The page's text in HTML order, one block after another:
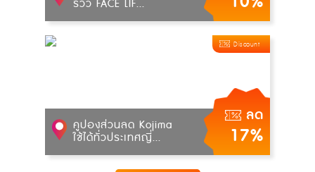
รีวิว FACE LIF...
ลด
17%
Discount
คูปองส่วนลด Kojima
ใช้ได้ทั่วประเทศญี่...